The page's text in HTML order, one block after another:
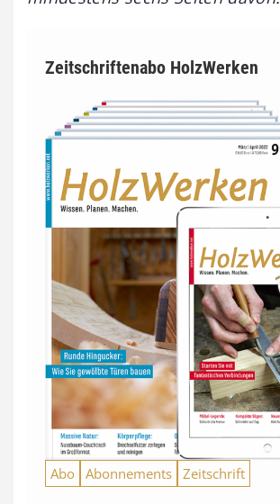
Zeitschriftenabo HolzWerken
Abo Abonnements Zeitschrift